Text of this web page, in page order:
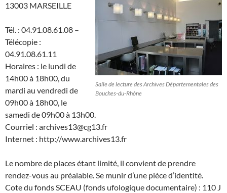
Salle de lecture des Archives Départementales des
Bouches-du-Rhône
13003 MARSEILLE
Tél. : 04.91.08.61.08 –
Télécopie :
04.91.08.61.11
Horaires : le lundi de
14h00 à 18h00, du
mardi au vendredi de
09h00 à 18h00, le
samedi de 09h00 à 13h00.
Courriel : archives13@cg13.fr
Internet : http://www.archives13.fr
Le nombre de places étant limité, il convient de prendre
rendez-vous au préalable. Se munir d’une pièce d’identité.
Cote du fonds SCEAU (fonds ufologique documentaire) : 110 J